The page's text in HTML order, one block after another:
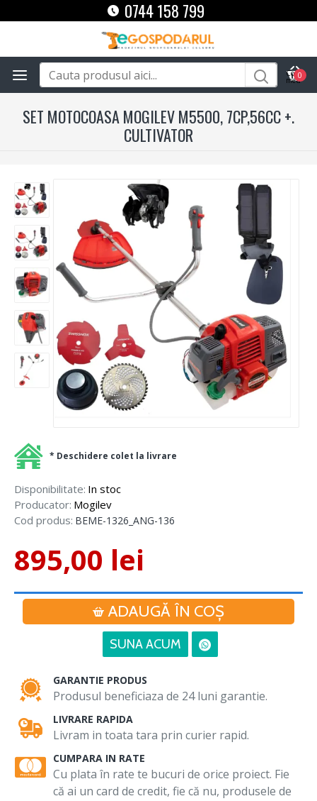
0744 158 799
0
SET MOTOCOASA MOGILEV M5500, 7CP,56CC +.
CULTIVATOR
Disponibilitate: In stoc
Producator: Mogilev
Cod produs: BEME-1326_ANG-136
895,00 lei
ADAUGĂ ÎN COŞ
SUNA ACUM
* Deschidere colet la livrare
GARANTIE PRODUS
Produsul beneficiaza de 24 luni garantie.
LIVRARE RAPIDA
Livram in toata tara prin curier rapid.
CUMPARA IN RATE
Cu plata în rate te bucuri de orice proiect. Fie
că ai un card de credit, fie că nu, produsele de